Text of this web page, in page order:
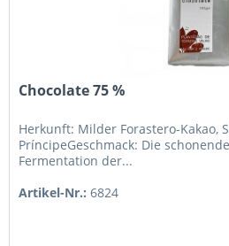
Chocolate 75 %
Herkunft: Milder Forastero-Kakao,
PríncipeGeschmack: Die
Fermentation der...
Artikel-Nr.: 6824